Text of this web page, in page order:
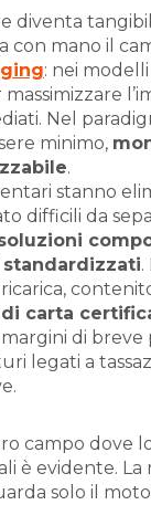
diventa
con mano il
: nei
Nel
minimo,
.
stanno
difficili da
.
carta
di breve
legati a
campo dove
è evidente. La
solo il